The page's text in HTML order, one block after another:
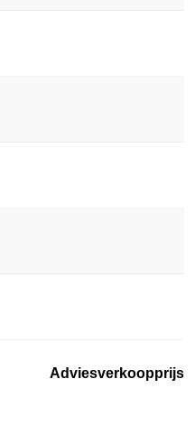
Adviesverkoopprijs